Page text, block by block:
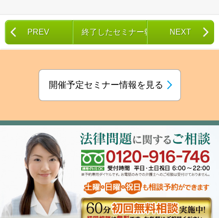
PREV 終了したセミナー報告一覧NEXT
開催予定セミナー情報を見る